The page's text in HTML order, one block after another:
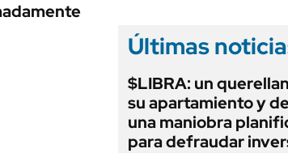
Últimas
$LIBRA: un
su apartamiento y
una maniobra
para defraudar